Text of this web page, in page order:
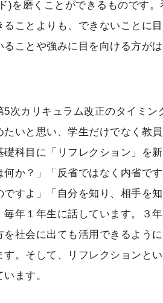
)を磨くことができるものです。
ことよりも、できないことに
ことや強みに目を向ける方が
次カリキュラム改正のタイミン
いと思い、学生だけでなく教
科目に「リフレクション」を
か？」「反省ではなく内省で
すよ」「自分を知り、相手を
年１年生に話しています。３
社会に出ても活用できるよう
。そして、リフレクションと
ます。